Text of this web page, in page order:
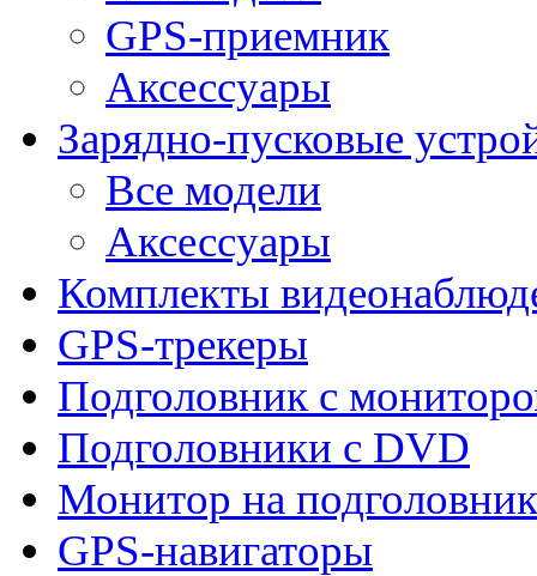
GPS-приемник
Аксессуары
Зарядно-пусковые
Все модели
Аксессуары
Комплекты
GPS-трекеры
Подголовник с
Подголовники с DVD
Монитор на подголовник
GPS-навигаторы